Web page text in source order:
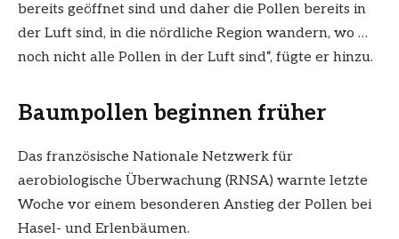
bereits geöffnet sind und daher die Pollen bereits in
der Luft sind, in die nördliche Region wandern, wo …
noch nicht alle Pollen in der Luft sind“, fügte er hinzu.
Baumpollen beginnen früher
Das französische Nationale Netzwerk für
aerobiologische Überwachung (RNSA) warnte letzte
Woche vor einem besonderen Anstieg der Pollen bei
Hasel- und Erlenbäumen.